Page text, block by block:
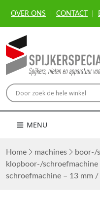
OVER ONS CONTACT
MENU
Home machines
boor-/
klopboor-/schroefmachine
schroefmachine – 13 mm